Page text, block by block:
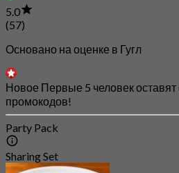
5.0
(57)
Основано на оценке в Гугл
Новое Первые 5 человек оставят
промокодов!
Party Pack
Sharing Set